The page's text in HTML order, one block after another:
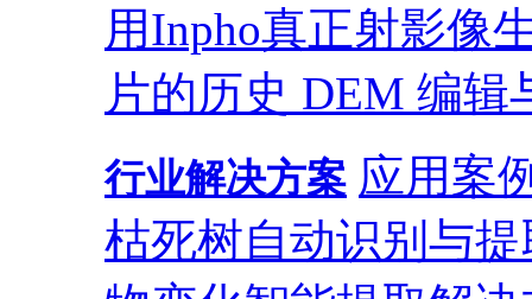
用Inpho真正射影像
片的历史 DEM 编辑
行业解决方案 应用案
枯死树自动识别与提